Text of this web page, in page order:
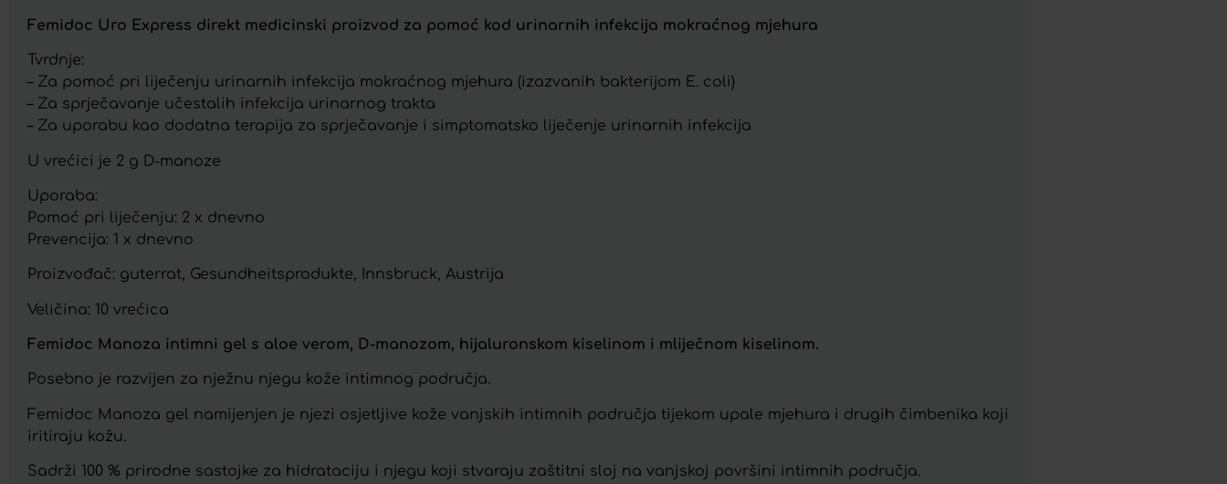
Femidoc Uro Express direkt medicinski proizvod za pomoć kod urinarnih infekcija mokraćnog mjehura
Tvrdnje:
– Za pomoć pri liječenju urinarnih infekcija mokraćnog mjehura (izazvanih bakterijom E. coli)
– Za sprječavanje učestalih infekcija urinarnog trakta
– Za uporabu kao dodatna terapija za sprječavanje i simptomatsko liječenje urinarnih infekcija
U vrećici je 2 g D-manoze
Uporaba:
Pomoć pri liječenju: 2 x dnevno
Prevencija: 1 x dnevno
Proizvođač: guterrat, Gesundheitsprodukte, Innsbruck, Austrija
Veličina: 10 vrećica
Femidoc Manoza intimni gel s aloe verom, D-manozom, hijaluronskom kiselinom i mliječnom kiselinom.
Posebno je razvijen za nježnu njegu kože intimnog područja.
Femidoc Manoza gel namijenjen je njezi osjetljive kože vanjskih intimnih područja tijekom upale mjehura i drugih čimbenika koji
iritiraju kožu.
Sadrži 100 % prirodne sastojke za hidrataciju i njegu koji stvaraju zaštitni sloj na vanjskoj površini intimnih područja.